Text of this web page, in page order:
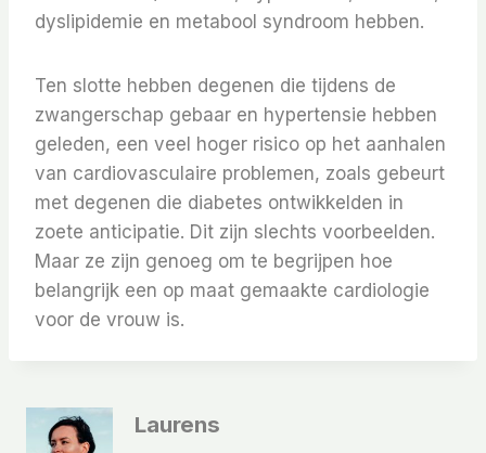
dyslipidemie en metabool syndroom hebben.
Ten slotte hebben degenen die tijdens de
zwangerschap gebaar en hypertensie hebben
geleden, een veel hoger risico op het aanhalen
van cardiovasculaire problemen, zoals gebeurt
met degenen die diabetes ontwikkelden in
zoete anticipatie. Dit zijn slechts voorbeelden.
Maar ze zijn genoeg om te begrijpen hoe
belangrijk een op maat gemaakte cardiologie
voor de vrouw is.
Laurens